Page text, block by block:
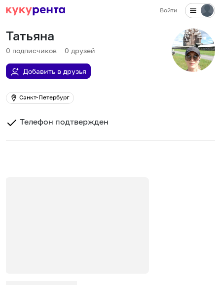
Войти
Татьяна
0 подписчиков 0 друзей
Добавить в друзья
Санкт-Петербург
Телефон подтвержден